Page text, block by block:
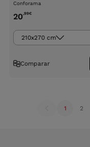
Conforama
20,99€
210x270 cm
Comparar
1 2